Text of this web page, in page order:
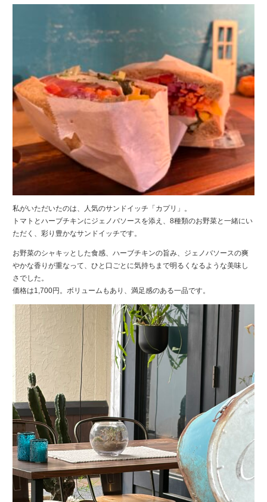
私がいただいたのは、人気のサンドイッチ「カプリ」。
トマトとハーブチキンにジェノバソースを添え、8種類のお野菜と一緒にい
ただく、彩り豊かなサンドイッチです。
お野菜のシャキッとした食感、ハーブチキンの旨み、ジェノバソースの爽
やかな香りが重なって、ひと口ごとに気持ちまで明るくなるような美味し
さでした。
価格は1,700円。ボリュームもあり、満足感のある一品です。